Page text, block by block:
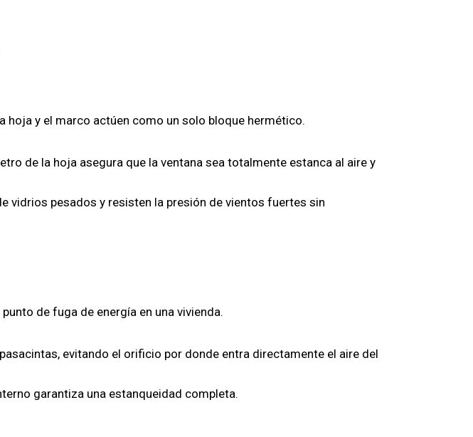
hoja y el marco actúen como un solo bloque hermético.
de la hoja asegura que la ventana sea totalmente estanca al aire y
vidrios pesados y resisten la presión de vientos fuertes sin
de fuga de energía en una vivienda.
evitando el orificio por donde entra directamente el aire del
garantiza una estanqueidad completa.